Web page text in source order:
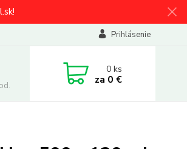
Prihlásenie
0ks
za 0 €